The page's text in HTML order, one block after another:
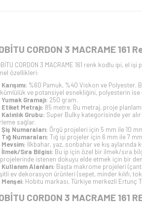
CORDON 3 MACRAME 161
CORDON 3 MACRAME 161 renk kodlu ipi,
özellikleri:
Karışımı: %60 Pamuk, %40 Viskon ve Polyester.
ve potansiyel esnekliğini, polyesterin ise
Yumak Gramajı: 250 gram.
Etiket Metrajı: 85 metre. Bu metraj, proje
Kalınlık Grubu: Super Bulky kategorisinde yer alır
sağlar.
Şiş Numaraları: Örgü projeleri için 5 mm ile 10
Tığ Numaraları: Tığ işi projeler için 6 mm ile 7
Mevsim: İlkbahar, yaz, sonbahar ve kış
İlmek/Sıra Bilgisi: Bu ip için özel bir ilmek/sıra
istenen dokuyu elde etmek için bir
Kullanım Alanları: Başta makrome projeleri
ev dekorasyon ürünleri (sepet, minder kılıfı,
Menşei: Hobitu markası, Türkiye merkezli Ertunç
CORDON 3 MACRAME 161